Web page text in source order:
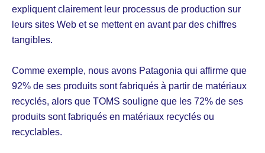
expliquent clairement leur processus de production sur
leurs sites Web et se mettent en avant par des chiffres
tangibles.
Comme exemple, nous avons Patagonia qui affirme que
92% de ses produits sont fabriqués à partir de matériaux
recyclés, alors que TOMS souligne que les 72% de ses
produits sont fabriqués en matériaux recyclés ou
recyclables.